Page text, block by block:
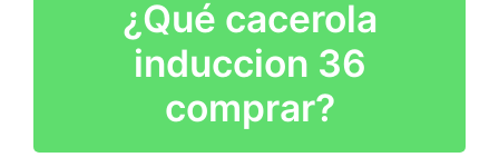
fundición y culminado en
la colección avanzado e
innovador de líneas y
Benedito Premios
Fabricada en aluminio
fundido de máxima
calidad que asegura un
excelente, asi como una
resistencia a la
¿Qué cacerola
induccion 36
comprar?